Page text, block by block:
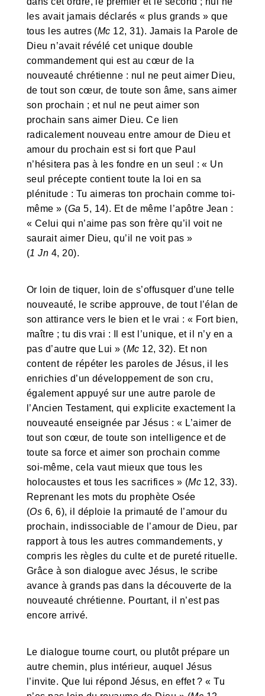
les avait jamais déclarés « plus grands » que
tous les autres (Mc 12, 31). Jamais la Parole de
Dieu n’avait révélé cet unique double
commandement qui est au cœur de la
nouveauté chrétienne : nul ne peut aimer Dieu,
de tout son cœur, de toute son âme, sans aimer
son prochain ; et nul ne peut aimer son
prochain sans aimer Dieu. Ce lien
radicalement nouveau entre amour de Dieu et
amour du prochain est si fort que Paul
n’hésitera pas à les fondre en un seul : « Un
seul précepte contient toute la loi en sa
plénitude : Tu aimeras ton prochain comme toi-
même » (Ga 5, 14). Et de même l’apôtre Jean :
« Celui qui n’aime pas son frère qu’il voit ne
saurait aimer Dieu, qu’il ne voit pas »
(1 Jn 4, 20).
Or loin de tiquer, loin de s’offusquer d’une telle
nouveauté, le scribe approuve, de tout l’élan de
son attirance vers le bien et le vrai : « Fort bien,
maître ; tu dis vrai : Il est l’unique, et il n’y en a
pas d’autre que Lui » (Mc 12, 32). Et non
content de répéter les paroles de Jésus, il les
enrichies d’un développement de son cru,
également appuyé sur une autre parole de
l’Ancien Testament, qui explicite exactement la
nouveauté enseignée par Jésus : « L’aimer de
tout son cœur, de toute son intelligence et de
toute sa force et aimer son prochain comme
soi-même, cela vaut mieux que tous les
holocaustes et tous les sacrifices » (Mc 12, 33).
Reprenant les mots du prophète Osée
(Os 6, 6), il déploie la primauté de l’amour du
prochain, indissociable de l’amour de Dieu, par
rapport à tous les autres commandements, y
compris les règles du culte et de pureté rituelle.
Grâce à son dialogue avec Jésus, le scribe
avance à grands pas dans la découverte de la
nouveauté chrétienne. Pourtant, il n’est pas
encore arrivé.
Le dialogue tourne court, ou plutôt prépare un
autre chemin, plus intérieur, auquel Jésus
l’invite. Que lui répond Jésus, en effet ? « Tu